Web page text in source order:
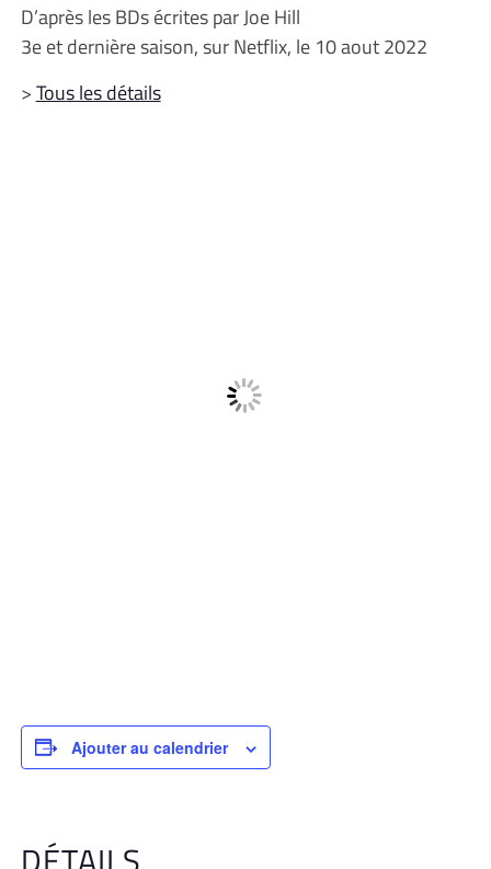
D’après les BDs écrites par Joe Hill
3e et dernière saison, sur Netflix, le 10 aout 2022
>Tous les détails
Ajouter au calendrier